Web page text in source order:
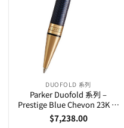
DUOFOLD 系列
Parker Duofold 系列 –
Prestige Blue Chevon 23K 黃
金夾 原子筆 (1931373)
$7,238.00